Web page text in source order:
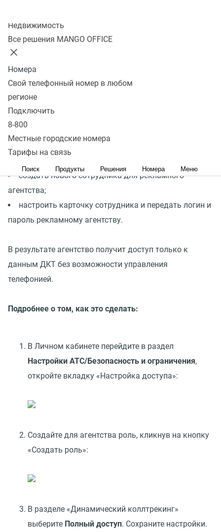
Недвижимость
Все решения MANGO OFFICE
Номера
Свой телефонный номер в любом
регионе
Подключить
8-800
Местные городские номера
Тарифы на связь
Поиск Продукты Решения Номера Меню
управления
телефонией?
Ответ:Если Вашей рекламой занимается рекламное
агентство, и Вы хотите предоставить агентству доступ
к коллтрекингу с возможностью просматривать
статистку и анализировать отчетные данные, Вам
создать нового сотрудника для рекламного
агентства;
настроить карточку сотрудника и передать логин и
пароль рекламному агентству.
В результате агентство получит доступ только к
данным ДКТ без возможности управления
телефонией.
Подробнее о том, как это сделать:
В Личном кабинете перейдите в раздел
Настройки АТС/Безопасность и ограничения,
откройте вкладку «Настройка доступа»:
Создайте для агентства роль, кликнув на кнопку
«Создать роль»:
В разделе «Динамический коллтрекинг»
выберите Полный доступ. Сохраните настройки.